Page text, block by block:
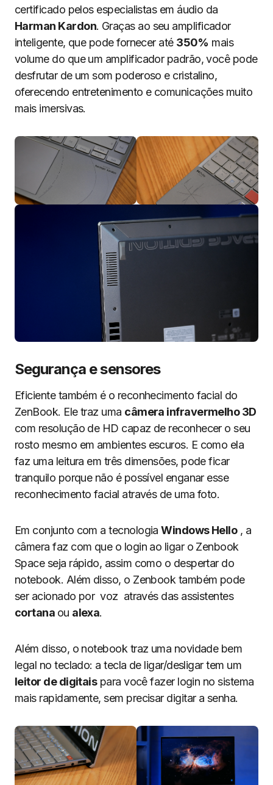
certificado pelos especialistas em áudio da
Harman Kardon. Graças ao seu amplificador
inteligente, que pode fornecer até 350% mais
volume do que um amplificador padrão, você pode
desfrutar de um som poderoso e cristalino,
oferecendo entretenimento e comunicações muito
mais imersivas.
Segurança e sensores
Eficiente também é o reconhecimento facial do
ZenBook. Ele traz uma câmera infravermelho 3D
com resolução de HD capaz de reconhecer o seu
rosto mesmo em ambientes escuros. E como ela
faz uma leitura em três dimensões, pode ficar
tranquilo porque não é possível enganar esse
reconhecimento facial através de uma foto.
Em conjunto com a tecnologiaWindows Hello, a
câmera faz com que o login ao ligar o Zenbook
Space seja rápido, assim como o despertar do
notebook. Além disso, o Zenbook também pode
ser acionado por voz através das assistentes
cortana ou alexa.
Além disso, o notebook traz uma novidade bem
legal no teclado: a tecla de ligar/desligar tem um
leitor de digitaispara você fazer login no sistema
mais rapidamente, sem precisar digitar a senha.